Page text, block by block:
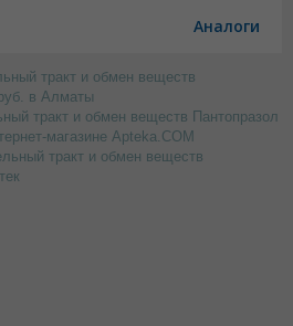
Аналоги
тракт и обмен веществ
в Алматы
тракт и обмен веществ Пантопразол
магазине Apteka.COM
тракт и обмен веществ